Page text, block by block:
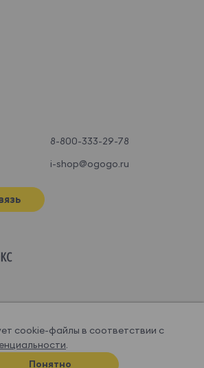
8-800-333-29-78
i-shop@ogogo.ru
cookie-файлы в соответствии с
.
Понятно